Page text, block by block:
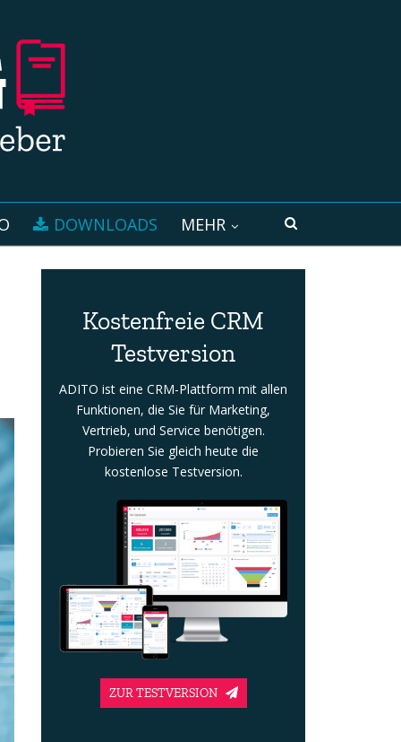
DOWNLOADS MEHR
Kostenfreie CRM
Testversion
ADITO ist eine CRM-Plattform mit allen
Funktionen, die Sie für Marketing,
Vertrieb, und Service benötigen.
Probieren Sie gleich heute die
kostenlose Testversion.
ZUR TESTVERSION